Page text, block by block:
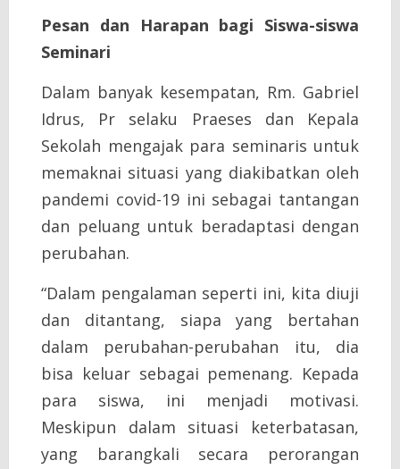
Pesan dan Harapan bagi Siswa-siswa
Seminari
Dalam banyak kesempatan, Rm. Gabriel
Idrus, Pr selaku Praeses dan Kepala
Sekolah mengajak para seminaris untuk
memaknai situasi yang diakibatkan oleh
pandemi covid-19 ini sebagai tantangan
dan peluang untuk beradaptasi dengan
perubahan.
“Dalam pengalaman seperti ini, kita diuji
dan ditantang, siapa yang bertahan
dalam perubahan-perubahan itu, dia
bisa keluar sebagai pemenang. Kepada
para siswa, ini menjadi motivasi.
Meskipun dalam situasi keterbatasan,
yang barangkali secara perorangan